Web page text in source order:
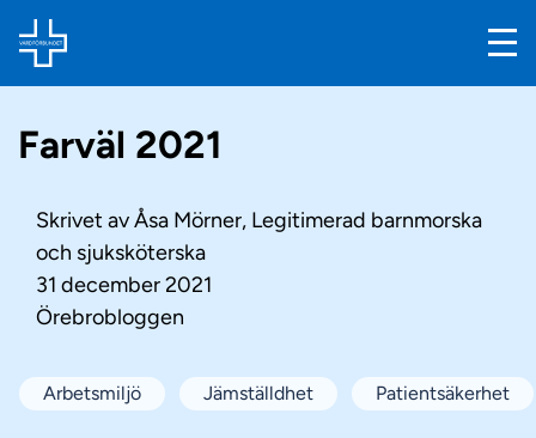
Farväl 2021
Skrivet avÅsa Mörner, Legitimerad barnmorska
och sjuksköterska
31 december 2021
Örebrobloggen
Arbetsmiljö Jämställdhet Patientsäkerhet